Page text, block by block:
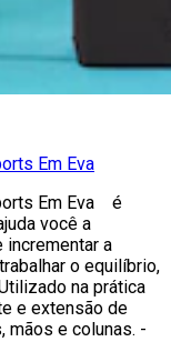
Em Eva
Em Eva é
você a
incrementar a
o equilíbrio,
na prática
e extensão de
mãos e colunas. -